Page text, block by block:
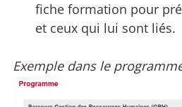
fiche formation pour
et ceux qui lui sont liés.
Exemple dans le